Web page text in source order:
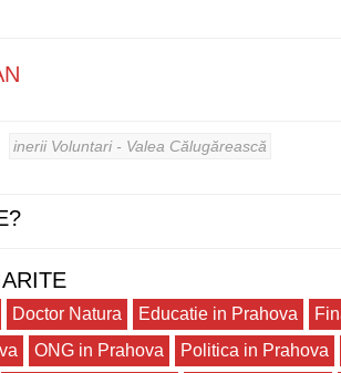
inerii Voluntari - Valea Călugărească
Doctor Natura Educatie in Prahova
ONG in Prahova Politica in Prahova